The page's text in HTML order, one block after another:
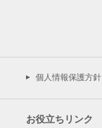
個人情報保護方針
お役立ちリンク